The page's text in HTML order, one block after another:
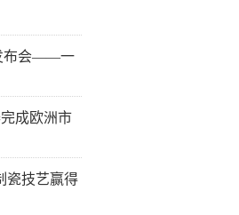
布会——一
成欧洲市
瓷技艺赢得